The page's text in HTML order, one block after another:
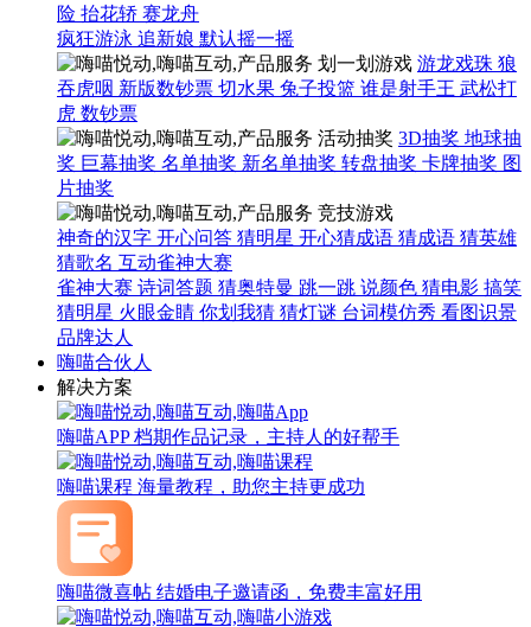
险 抬花轿 赛龙舟
疯狂游泳 追新娘 默认摇一摇
划一划游戏 游龙戏珠 狼
吞虎咽 新版数钞票 切水果 兔子投篮 谁是射手王 武松打
虎 数钞票
活动抽奖 3D抽奖 地球抽
奖 巨幕抽奖 名单抽奖 新名单抽奖 转盘抽奖 卡牌抽奖 图
片抽奖
竞技游戏
神奇的汉字 开心问答 猜明星 开心猜成语 猜成语 猜英雄
猜歌名 互动雀神大赛
雀神大赛 诗词答题 猜奥特曼 跳一跳 说颜色 猜电影 搞笑
猜明星 火眼金睛 你划我猜 猜灯谜 台词模仿秀 看图识景
品牌达人
嗨喵合伙人
解决方案
嗨喵APP 档期作品记录，主持人的好帮手
嗨喵课程 海量教程，助您主持更成功
嗨喵微喜帖 结婚电子邀请函，免费丰富好用